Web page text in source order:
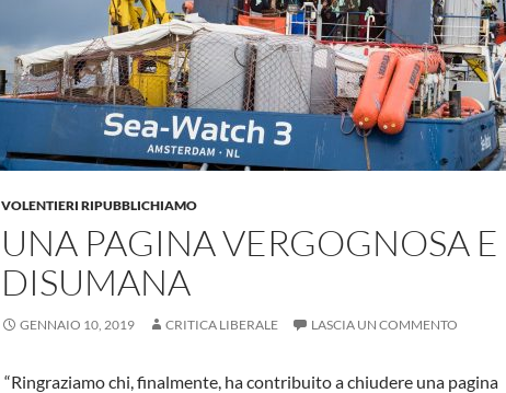
VOLENTIERI RIPUBBLICHIAMO
UNA PAGINA VERGOGNOSA E
DISUMANA
GENNAIO 10, 2019 CRITICA LIBERALE LASCIA UN COMMENTO
“Ringraziamo chi, finalmente, ha contribuito a chiudere una pagina